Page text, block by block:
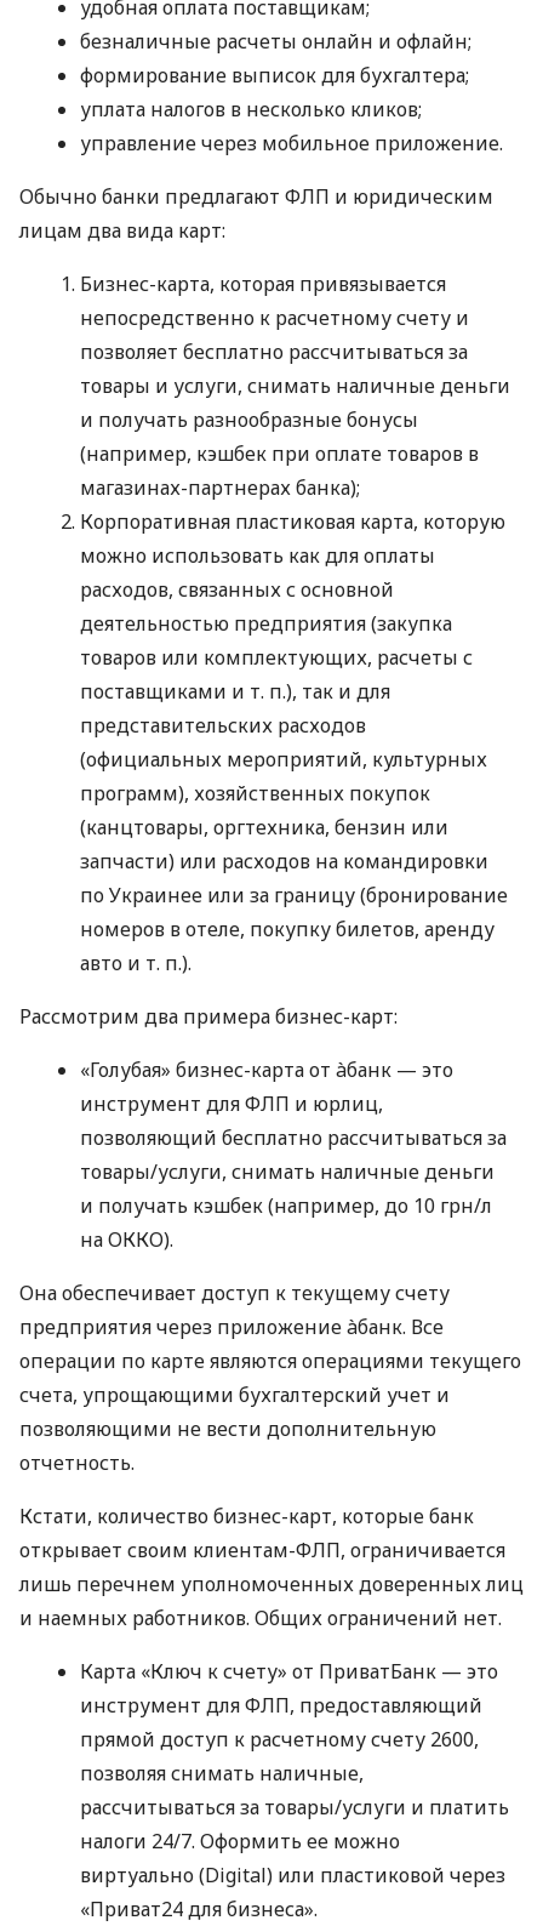
удобная оплата поставщикам;
безналичные расчеты онлайн и офлайн;
формирование выписок для бухгалтера;
уплата налогов в несколько кликов;
управление через мобильное приложение.
Обычно банки предлагают ФЛП и юридическим
лицам два вида карт:
Бизнес-карта, которая привязывается
непосредственно к расчетному счету и
позволяет бесплатно рассчитываться за
товары и услуги, снимать наличные деньги
и получать разнообразные бонусы
(например, кэшбек при оплате товаров в
магазинах-партнерах банка);
Корпоративная пластиковая карта, которую
можно использовать как для оплаты
расходов, связанных с основной
деятельностью предприятия (закупка
товаров или комплектующих, расчеты с
поставщиками и т. п.), так и для
представительских расходов
(официальных мероприятий, культурных
программ), хозяйственных покупок
(канцтовары, оргтехника, бензин или
запчасти) или расходов на командировки
по Украинее или за границу (бронирование
номеров в отеле, покупку билетов, аренду
авто и т. п.).
Рассмотрим два примера бизнес-карт:
«Голубая» бизнес-карта от àбанк — это
инструмент для ФЛП и юрлиц,
позволяющий бесплатно рассчитываться за
товары/услуги, снимать наличные деньги
и получать кэшбек (например, до 10 грн/л
на ОККО).
Она обеспечивает доступ к текущему счету
предприятия через приложение àбанк. Все
операции по карте являются операциями текущего
счета, упрощающими бухгалтерский учет и
позволяющими не вести дополнительную
отчетность.
Кстати, количество бизнес-карт, которые банк
открывает своим клиентам-ФЛП, ограничивается
лишь перечнем уполномоченных доверенных лиц
и наемных работников. Общих ограничений нет.
Карта «Ключ к счету» от ПриватБанк — это
инструмент для ФЛП, предоставляющий
прямой доступ к расчетному счету 2600,
позволяя снимать наличные,
рассчитываться за товары/услуги и платить
налоги 24/7. Оформить ее можно
виртуально (Digital) или пластиковой через
«Приват24 для бизнеса».